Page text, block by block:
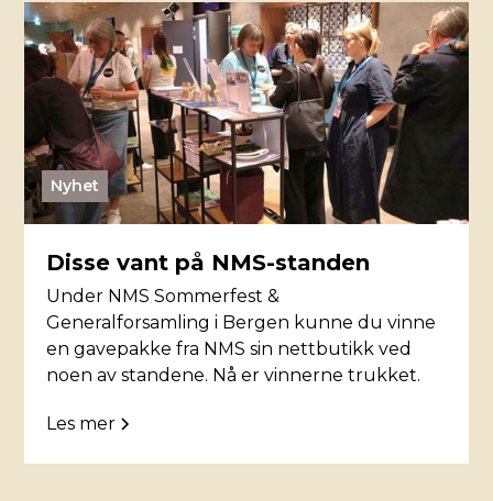
Nyhet
Disse vant på NMS-standen
Under NMS Sommerfest &
Generalforsamling i Bergen kunne du vinne
en gavepakke fra NMS sin nettbutikk ved
noen av standene. Nå er vinnerne trukket.
Les mer